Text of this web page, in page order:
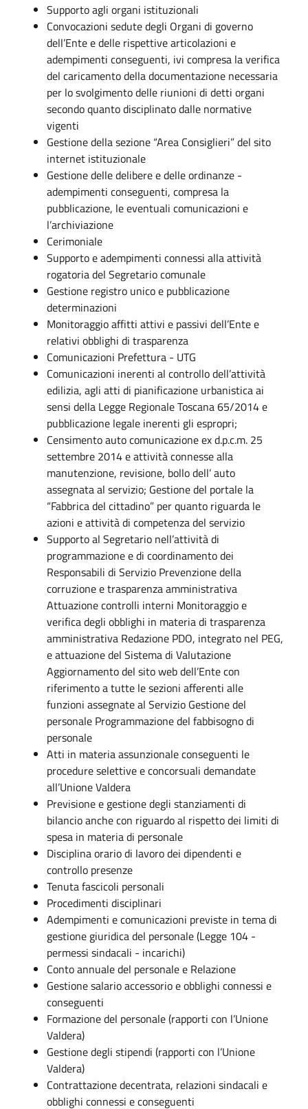
Supporto agli organi istituzionali
Convocazioni sedute degli Organi di governo
dell’Ente e delle rispettive articolazioni e
adempimenti conseguenti, ivi compresa la verifica
del caricamento della documentazione necessaria
per lo svolgimento delle riunioni di detti organi
secondo quanto disciplinato dalle normative
vigenti
Gestione della sezione “Area Consiglieri” del sito
internet istituzionale
Gestione delle delibere e delle ordinanze -
adempimenti conseguenti, compresa la
pubblicazione, le eventuali comunicazioni e
l’archiviazione
Cerimoniale
Supporto e adempimenti connessi alla attività
rogatoria del Segretario comunale
Gestione registro unico e pubblicazione
determinazioni
Monitoraggio affitti attivi e passivi dell’Ente e
relativi obblighi di trasparenza
Comunicazioni Prefettura - UTG
Comunicazioni inerenti al controllo dell’attività
edilizia, agli atti di pianificazione urbanistica ai
sensi della Legge Regionale Toscana 65/2014 e
pubblicazione legale inerenti gli espropri;
Censimento auto comunicazione ex d.p.c.m. 25
settembre 2014 e attività connesse alla
manutenzione, revisione, bollo dell’ auto
assegnata al servizio; Gestione del portale la
“Fabbrica del cittadino” per quanto riguarda le
azioni e attività di competenza del servizio
Supporto al Segretario nell’attività di
programmazione e di coordinamento dei
Responsabili di Servizio Prevenzione della
corruzione e trasparenza amministrativa
Attuazione controlli interni Monitoraggio e
verifica degli obblighi in materia di trasparenza
amministrativa Redazione PDO, integrato nel PEG,
e attuazione del Sistema di Valutazione
Aggiornamento del sito web dell’Ente con
riferimento a tutte le sezioni afferenti alle
funzioni assegnate al Servizio Gestione del
personale Programmazione del fabbisogno di
personale
Atti in materia assunzionale conseguenti le
procedure selettive e concorsuali demandate
all’Unione Valdera
Previsione e gestione degli stanziamenti di
bilancio anche con riguardo al rispetto dei limiti di
spesa in materia di personale
Disciplina orario di lavoro dei dipendenti e
controllo presenze
Tenuta fascicoli personali
Procedimenti disciplinari
Adempimenti e comunicazioni previste in tema di
gestione giuridica del personale (Legge 104 -
permessi sindacali - incarichi)
Conto annuale del personale e Relazione
Gestione salario accessorio e obblighi connessi e
conseguenti
Formazione del personale (rapporti con l’Unione
Valdera)
Gestione degli stipendi (rapporti con l’Unione
Valdera)
Contrattazione decentrata, relazioni sindacali e
obblighi connessi e conseguenti